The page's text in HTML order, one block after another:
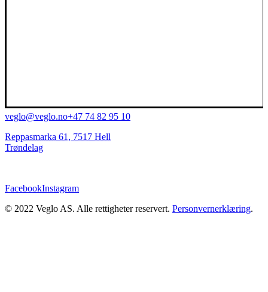
veglo@veglo.no+47 74 82 95 10
Reppasmarka 61, 7517 Hell
Trøndelag
FacebookInstagram
© 2022 Veglo AS. Alle rettigheter reservert. Personvernerklæring.